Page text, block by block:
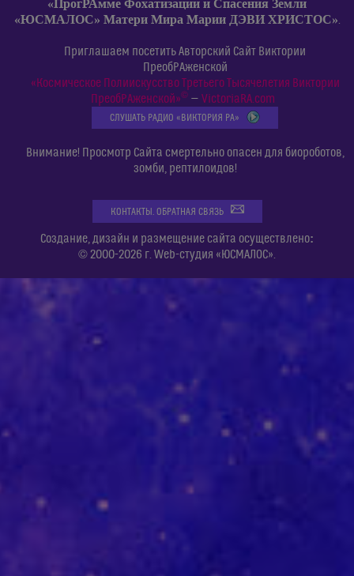
«ЮСМАЛОС» Матери Мира Марии ДЭВИ ХРИСТОС»
Приглашаем посетить Авторский Сайт Виктории
ПреобРАженской
«Космическое Полиискусство Третьего Тысячелетия Виктории
ПреобРАженской»©— VictoriaRA.com
СЛУШАТЬ РАДИО «ВИКТОРИЯ РА»
Внимание! Просмотр Сайта смертельно опасен для биороботов,
зомби, рептилоидов!
КОНТАКТЫ. ОБРАТНАЯ СВЯЗЬ
Создание, дизайн и размещение сайта осуществлено:
© 2000-2026 г. Web-студия «ЮСМАЛОС».